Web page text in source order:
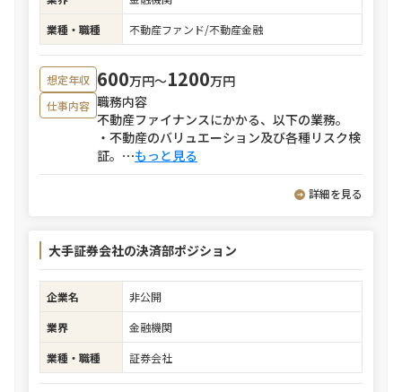
業種・職種
不動産ファンド/不動産金融
想定年収 600万円〜1200万円
仕事内容 職務内容
不動産ファイナンスにかかる、以下の業務。
・不動産のバリュエーション及び各種リスク検
証。 ⋯もっと見る
詳細を見る
大手証券会社の決済部ポジション
企業名
非公開
業界
金融機関
業種・職種
証券会社